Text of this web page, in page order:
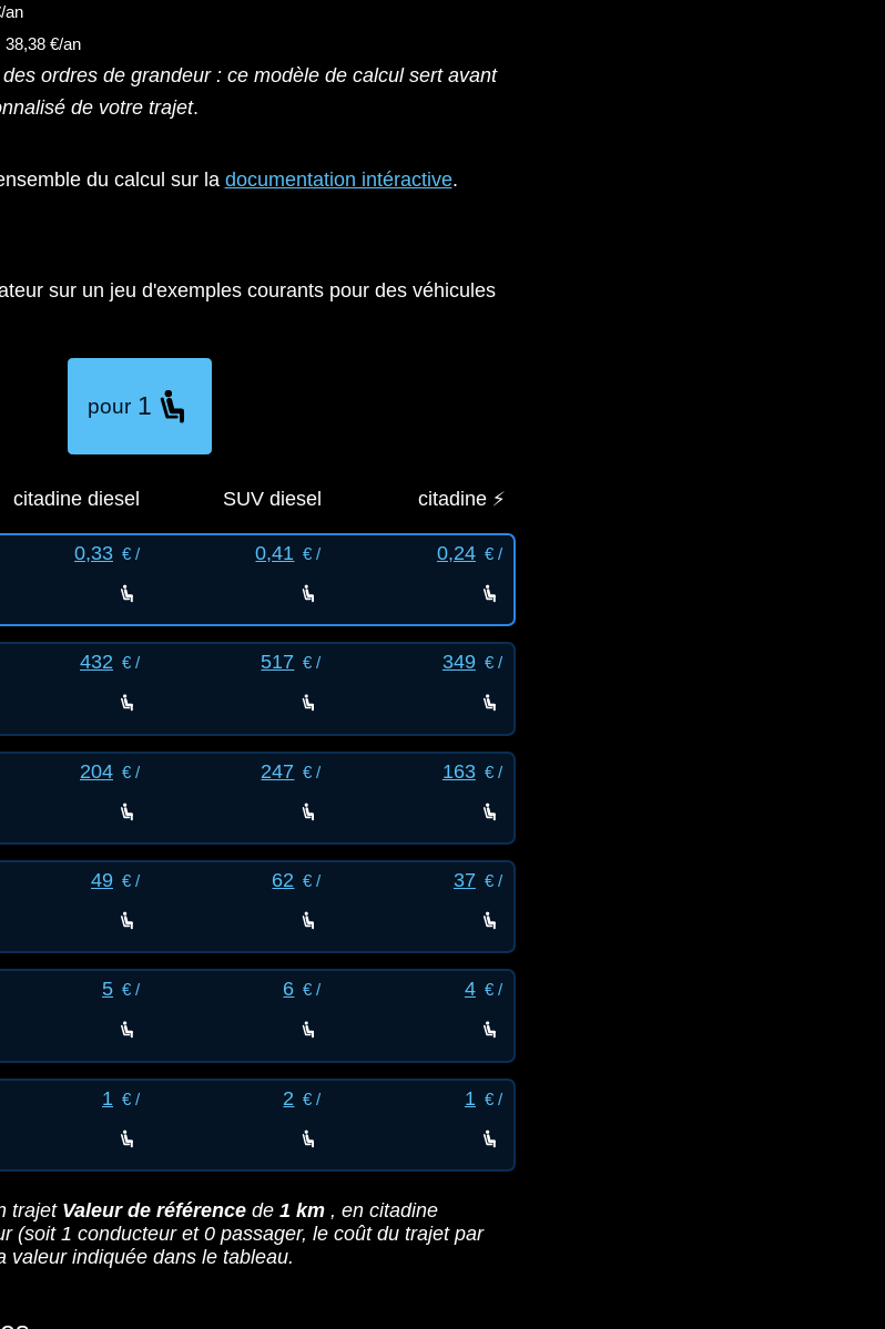
an
38,38 €/an
ordres de grandeur : ce modèle de calcul sert avant
de votre trajet.
du calcul sur la documentation intéractive.
sur un jeu d'exemples courants pour des véhicules
pour 1
citadine diesel SUV diesel citadine ⚡️
0,33 € / 0,41 € / 0,24€ /
432 € / 517 € / 349€ /
204 € / 247 € / 163€ /
49 € / 62 € / 37 € /
5 € / 6 € / 4€ /
1 € / 2 € / 1 € /
trajet Valeur de référence de 1 km , en citadine
(soit 1 conducteur et0 passager, le coût du trajet par
valeur indiquée dans le tableau.